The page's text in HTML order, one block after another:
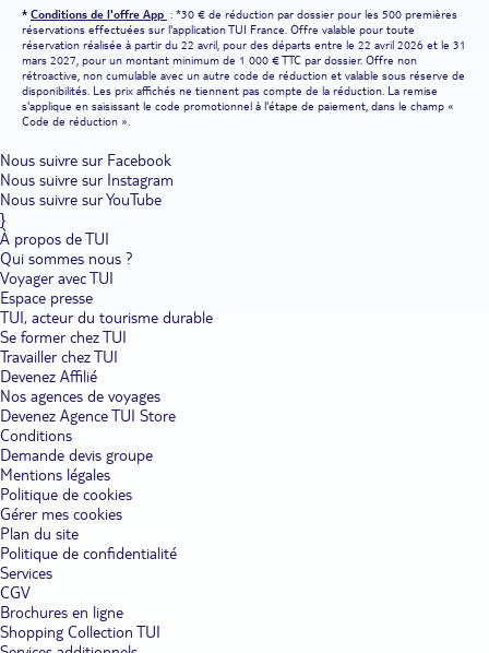
* Conditions de l'offre App : *30 € de réduction par dossier pour les 500 premières
réservations effectuées sur l'application TUI France. Offre valable pour toute
réservation réalisée à partir du 22 avril, pour des départs entre le 22 avril 2026 et le 31
mars 2027, pour un montant minimum de 1 000 € TTC par dossier. Offre non
rétroactive, non cumulable avec un autre code de réduction et valable sous réserve de
disponibilités. Les prix affichés ne tiennent pas compte de la réduction. La remise
s'applique en saisissant le code promotionnel à l'étape de paiement, dans le champ «
Code de réduction ».
Nous suivre sur Facebook
Nous suivre sur Instagram
Nous suivre sur YouTube
}
À propos de TUI
Qui sommes nous ?
Voyager avec TUI
Espace presse
TUI, acteur du tourisme durable
Se former chez TUI
Travailler chez TUI
Devenez Affilié
Nos agences de voyages
Devenez Agence TUI Store
Conditions
Demande devis groupe
Mentions légales
Politique de cookies
Gérer mes cookies
Plan du site
Politique de confidentialité
Services
CGV
Brochures en ligne
Shopping Collection TUI